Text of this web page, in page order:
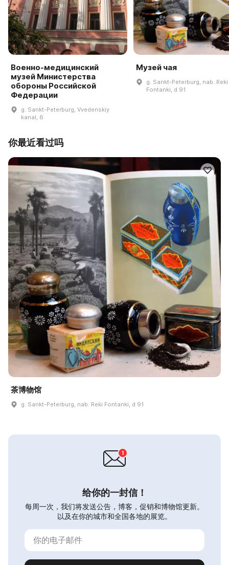
Военно-медицинский
музей Министерства
обороны Российской
Федерации
g. Sankt-Peterburg, Vvedenskiy
kanal, 6
Музей чая
g. Sankt-Peterburg, nab. Reki
Fontanki, d 91
你最近看过吗
茶博物馆
g. Sankt-Peterburg, nab. Reki Fontanki, d 91
给你的一封信！
每周一次，我们将发送公告，博客，促销和博物馆更新。
以及在你的城市和全国各地的展览。